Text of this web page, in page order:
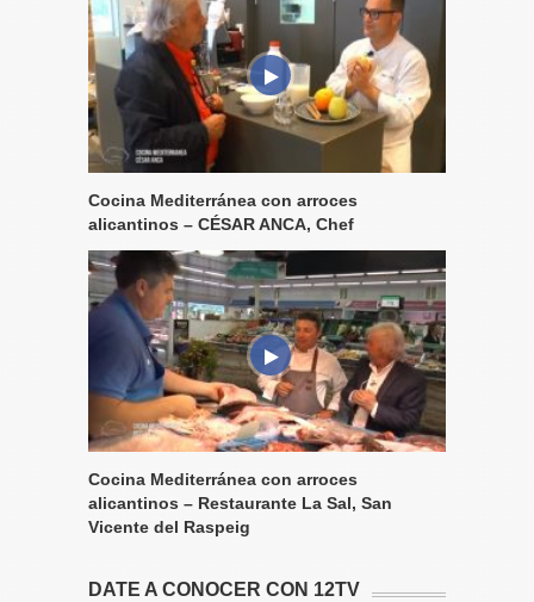
Cocina Mediterránea con arroces
alicantinos – CÉSAR ANCA, Chef
Cocina Mediterránea con arroces
alicantinos – Restaurante La Sal, San
Vicente del Raspeig
DATE A CONOCER CON 12TV